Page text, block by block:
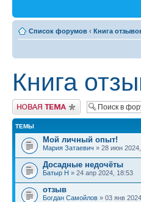
Список форумов ‹ Книга
Книга
Новая тема
ТЕМЫ
Мой личный опыт!
Мария Затаевич » 28 июн
Досадные недочёты
Батыр Н » 24 апр 2024, 18:53
отзыв
Богдан Самойлов » 03 янв